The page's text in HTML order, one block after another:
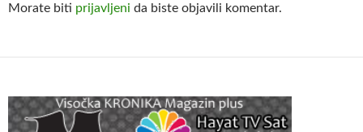
Morate biti prijavljeni da biste objavili komentar.